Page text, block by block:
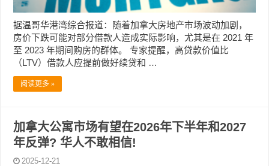
据温哥华港湾综合报道：随着加拿大房地产市场波动加剧，
房价下跌可能对部分借款人造成实际影响，尤其是在 2021 年
至 2023 年期间购房的群体。 专家提醒，高贷款价值比
（LTV）借款人应提前做好续贷和 …
阅读更多 »
加拿大公寓市场有望在2026年下半年和2027
年反弹? 华人不敢相信!
2025-12-21